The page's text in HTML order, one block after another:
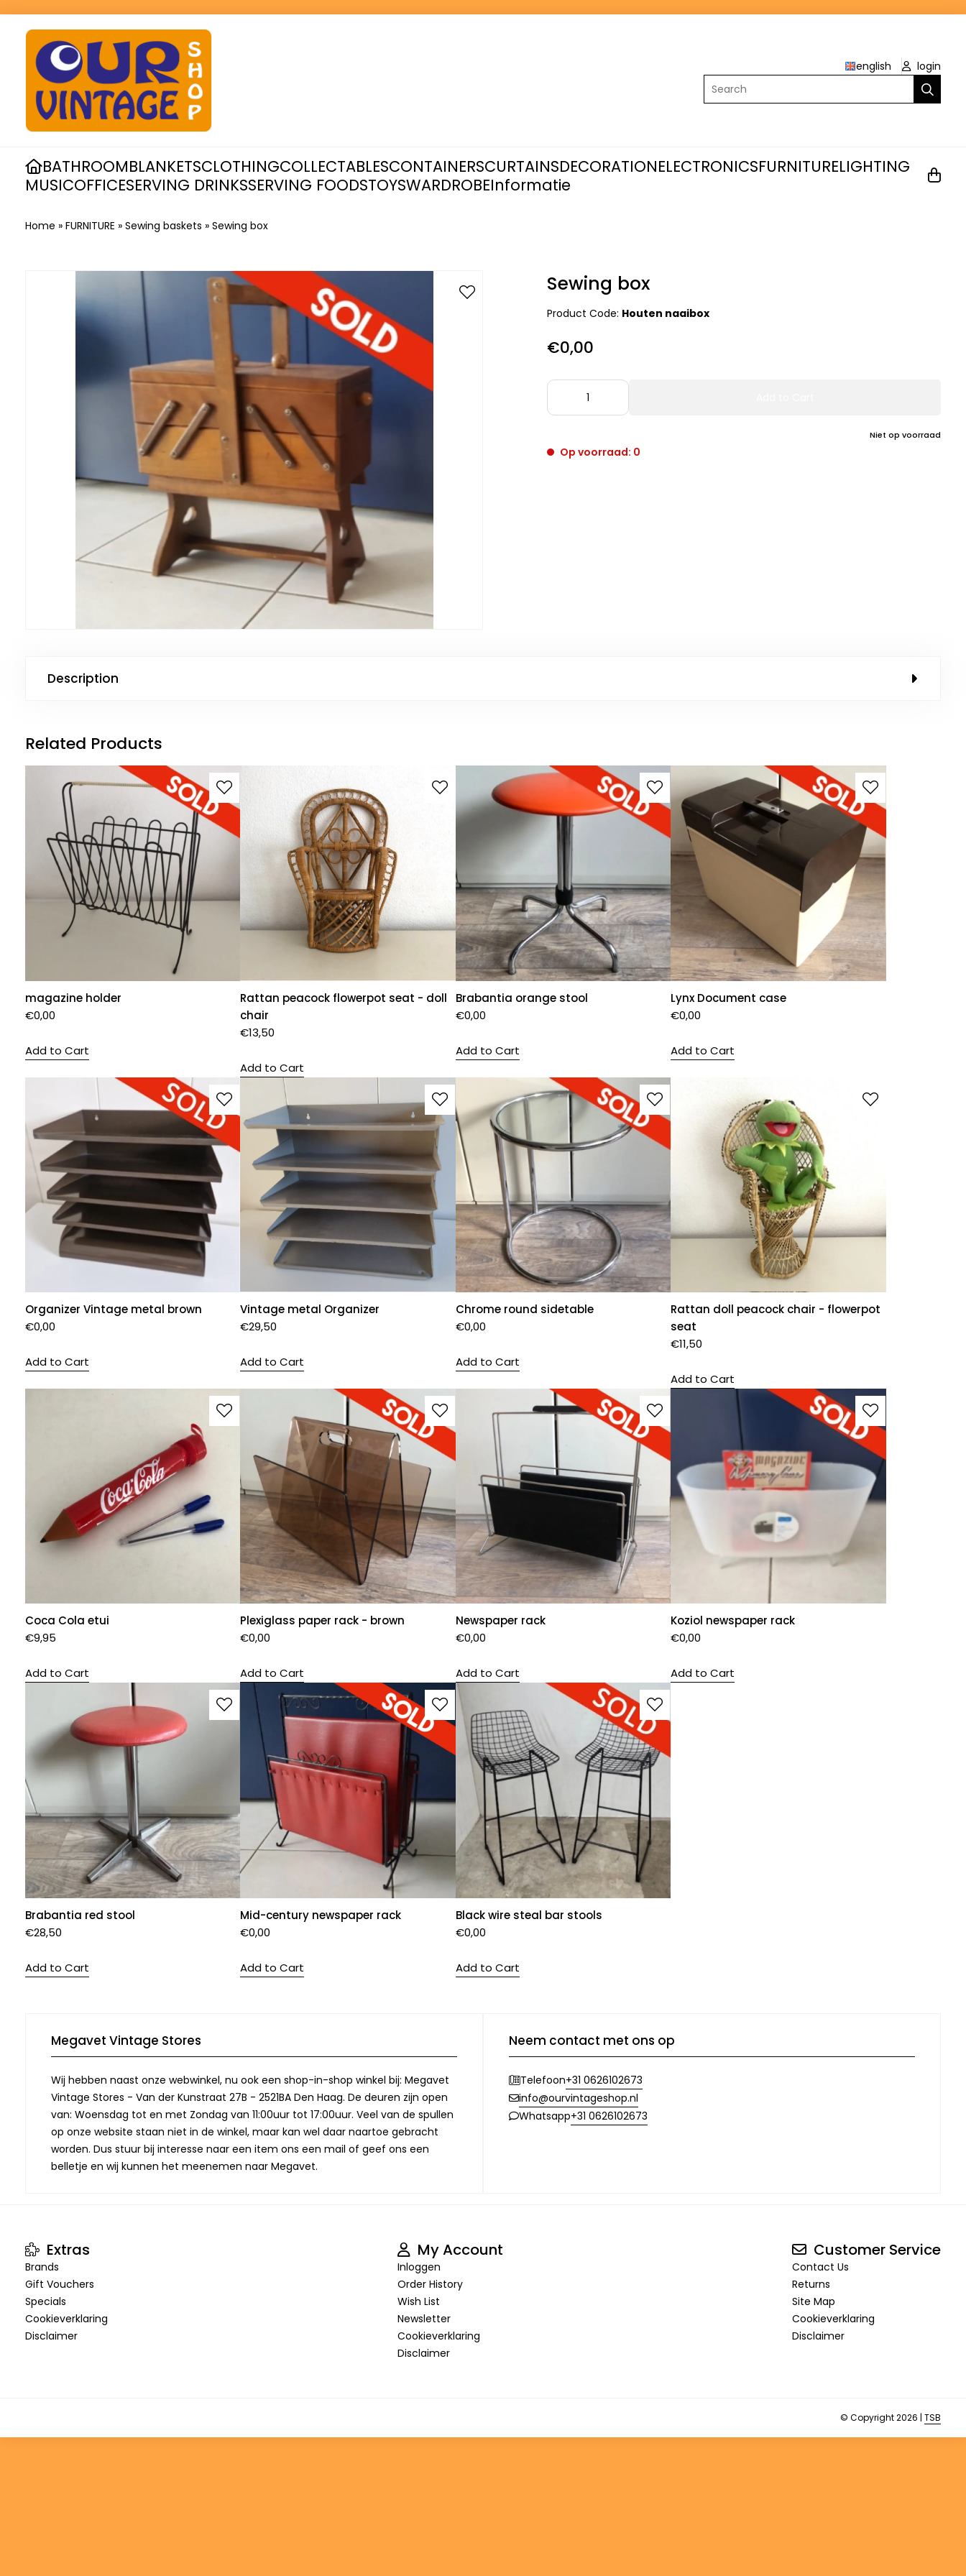
english
login
Search
BATHROOMBLANKETSCLOTHINGCOLLECTABLESCONTAINERSCURTAINSDECORATIONELECTRONICSFURNITURELIGHTING
MUSICOFFICESERVING DRINKSSERVING FOODSTOYSWARDROBEInformatie
Home » FURNITURE » Sewing baskets » Sewing box
Sewing box
Product Code: Houten naaibox
€0,00
Niet op voorraad
Op voorraad: 0
Description
Related Products
magazine holder
€0,00
Add to Cart
Rattan peacock flowerpot seat - doll
chair
€13,50
Add to Cart
Brabantia orange stool
€0,00
Add to Cart
Lynx Document case
€0,00
Add to Cart
Organizer Vintage metal brown
€0,00
Add to Cart
Vintage metal Organizer
€29,50
Add to Cart
Chrome round sidetable
€0,00
Add to Cart
Rattan doll peacock chair - flowerpot
seat
€11,50
Add to Cart
Coca Cola etui
€9,95
Add to Cart
Plexiglass paper rack - brown
€0,00
Add to Cart
Newspaper rack
€0,00
Add to Cart
Koziol newspaper rack
€0,00
Add to Cart
Brabantia red stool
€28,50
Add to Cart
Mid-century newspaper rack
€0,00
Add to Cart
Black wire steal bar stools
€0,00
Add to Cart
Megavet Vintage Stores
Wij hebben naast onze webwinkel, nu ook een shop-in-shop winkel bij: Megavet
Vintage Stores - Van der Kunstraat 27B - 2521BA Den Haag. De deuren zijn open
van: Woensdag tot en met Zondag van 11:00uur tot 17:00uur. Veel van de spullen
op onze website staan niet in de winkel, maar kan wel daar naartoe gebracht
worden. Dus stuur bij interesse naar een item ons een mail of geef ons een
belletje en wij kunnen het meenemen naar Megavet.
Neem contact met ons op
Telefoon+31 0626102673
info@ourvintageshop.nl
Whatsapp+31 0626102673
Extras
Brands
Gift Vouchers
Specials
Cookieverklaring
Disclaimer
My Account
Inloggen
Order History
Wish List
Newsletter
Cookieverklaring
Disclaimer
Customer Service
Contact Us
Returns
Site Map
Cookieverklaring
Disclaimer
© Copyright 2026 | TSB